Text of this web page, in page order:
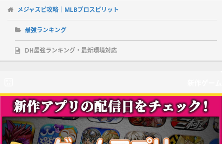
メジャスピ攻略｜MLBプロスピリット
最強ランキング
DH最強ランキング・最新環境対応